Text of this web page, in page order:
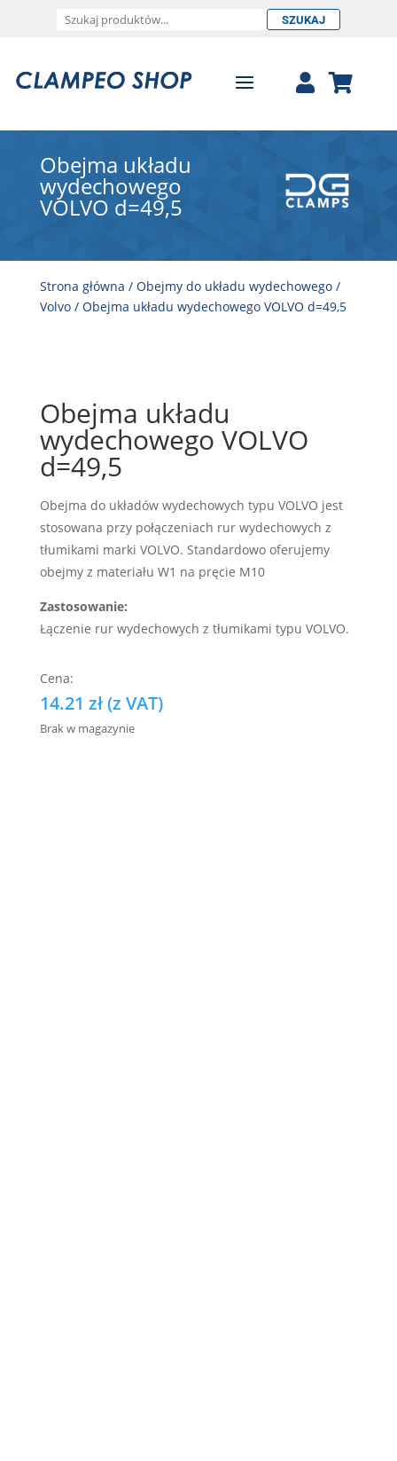
SZUKAJ
Obejma układu
wydechowego
VOLVO d=49,5
Strona główna / Obejmy do układu wydechowego/
Volvo/ Obejma układu wydechowego VOLVO d=49,5
Obejma układu
wydechowego VOLVO
d=49,5
Obejma do układów wydechowych typu VOLVO jest
stosowana przy połączeniach rur wydechowych z
tłumikami marki VOLVO. Standardowo oferujemy
obejmy z materiału W1 na pręcie M10
Zastosowanie:
Łączenie rur wydechowych z tłumikami typu VOLVO.
14.21 zł(z VAT)
Brak w magazynie